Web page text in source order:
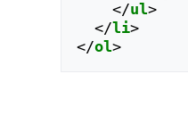
</ul>
</li>
</ol>